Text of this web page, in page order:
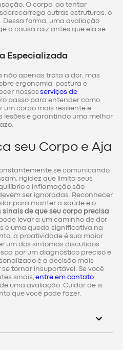
O corpo, ao tentar
outras estruturas, o
Dessa forma, uma avaliação
a causa raiz antes que ela se
Especializada
não apenas trata a dor, mas
ergonomia, postura e
nossos serviços de
passo para entender como
um corpo mais resiliente e
lesões e garantindo uma melhor
seu Corpo e Aja
se comunicando
rigidez que limita seus
e inflamação são
ser ignoradas. Reconhecer
para manter a saúde e o
sinais de que seu corpo precisa
levar a um caminho de dor
e uma queda significativa na
a proatividade é sua maior
um dos sintomas discutidos
por um diagnóstico preciso e
é a decisão mais
tornar insuportável. Se você
sinais,entre em contato
uma avaliação. Cuidar de si
que você pode fazer.